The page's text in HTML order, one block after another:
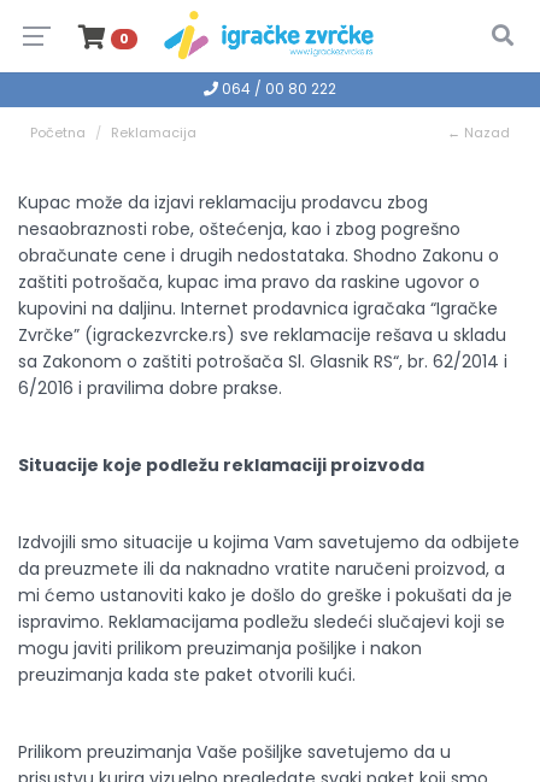
0
064 / 00 80 222
Početna Reklamacija ← Nazad
Kupac može da izjavi reklamaciju prodavcu zbog
nesaobraznosti robe, oštećenja, kao i zbog pogrešno
obračunate cene i drugih nedostataka. Shodno Zakonu o
zaštiti potrošača, kupac ima pravo da raskine ugovor o
kupovini na daljinu. Internet prodavnica igračaka “Igračke
Zvrčke” (igrackezvrcke.rs) sve reklamacije rešava u skladu
sa Zakonom o zaštiti potrošača Sl. Glasnik RS“, br. 62/2014 i
6/2016 i pravilima dobre prakse.
Situacije koje podležu reklamaciji proizvoda
Izdvojili smo situacije u kojima Vam savetujemo da odbijete
da preuzmete ili da naknadno vratite naručeni proizvod, a
mi ćemo ustanoviti kako je došlo do greške i pokušati da je
ispravimo. Reklamacijama podležu sledeći slučajevi koji se
mogu javiti prilikom preuzimanja pošiljke i nakon
preuzimanja kada ste paket otvorili kući.
Prilikom preuzimanja Vaše pošiljke savetujemo da u